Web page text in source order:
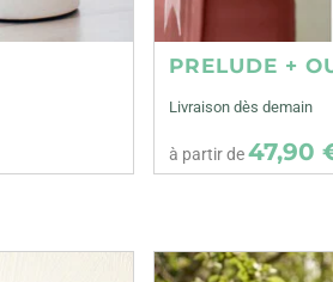
PRELUDE +
Livraison dès demain
à partir de47,90